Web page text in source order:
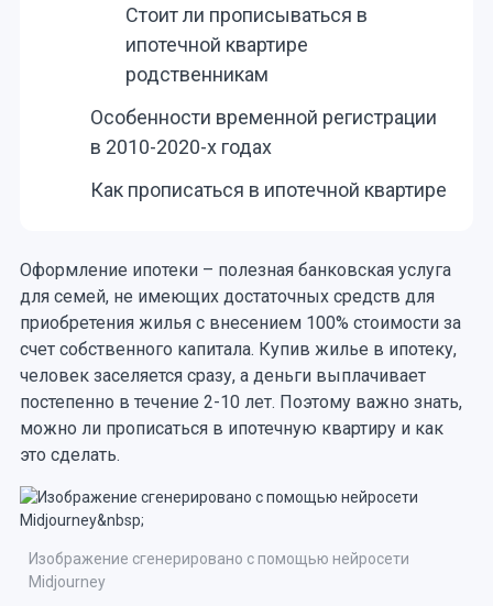
Стоит ли прописываться в
ипотечной квартире
родственникам
Особенности временной регистрации
в 2010-2020-х годах
Как прописаться в ипотечной квартире
Оформление ипотеки – полезная банковская услуга
для семей, не имеющих достаточных средств для
приобретения жилья с внесением 100% стоимости за
счет собственного капитала. Купив жилье в ипотеку,
человек заселяется сразу, а деньги выплачивает
постепенно в течение 2-10 лет. Поэтому важно знать,
можно ли прописаться в ипотечную квартиру и как
это сделать.
Изображение сгенерировано с помощью нейросети
Midjourney